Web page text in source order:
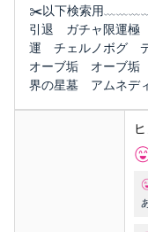
✂️以下検索用
引退 ガチャ限運
運 チェルノボグ
オーブ垢 オーブ
界の星墓 アムネデ